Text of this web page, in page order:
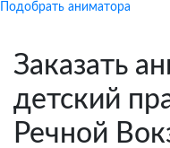
Подобрать аниматора
Заказать
детский
Речной